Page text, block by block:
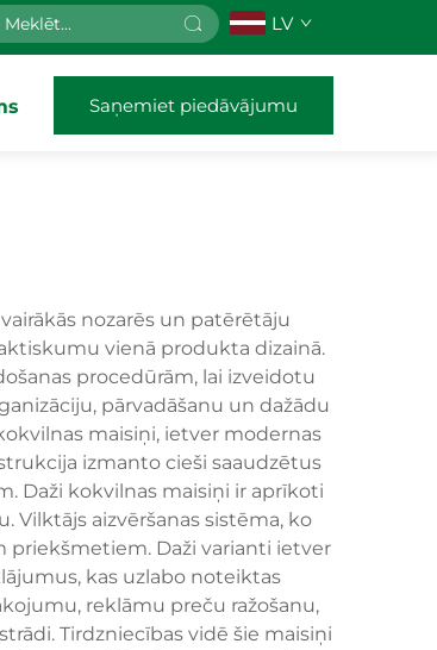
LV
Saņemiet piedāvājumu
nozarēs un patērētāju
vienā produkta dizainā.
procedūrām, lai izveidotu
pārvadāšanu un dažādu
maisiņi, ietver modernas
izmanto cieši saaudzētus
Daži kokvilnas maisiņi ir aprīkoti
Vilktājs aizvēršanas sistēma, ko
priekšmetiem. Daži varianti ietver
kas uzlabo noteiktas
reklāmu preču ražošanu,
Tirdzniecības vidē šie maisiņi